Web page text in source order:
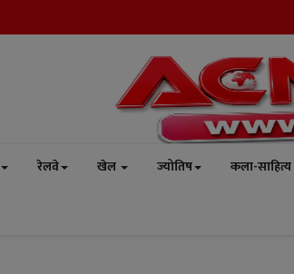
रेलवे खेल ज्योतिष कला-साहित्य